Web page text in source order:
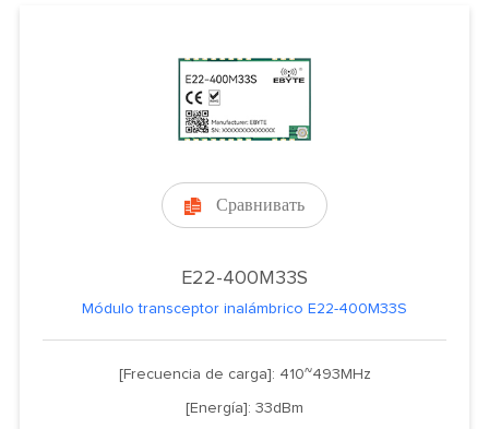
 Сравнивать
E22-400M33S
Módulo transceptor inalámbrico E22-400M33S
[Frecuencia de carga]: 410~493MHz
[Energía]: 33dBm